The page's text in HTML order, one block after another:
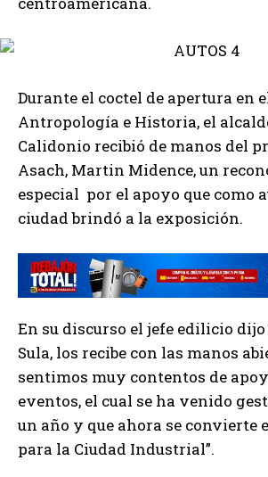
Durante el coctel de apertura en
Antropología e Historia, el
Calidonio recibió de manos del
Asach, Martin Midence, un
especial por el apoyo que como
ciudad brindó a la exposición.
En su discurso el jefe edilicio dijo
Sula, los recibe con las manos
sentimos muy contentos de
eventos, el cual se ha venido
un año y que ahora se convierte
para la Ciudad Industrial”.